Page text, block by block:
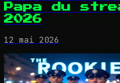
Papa du
2026
12 mai 2026